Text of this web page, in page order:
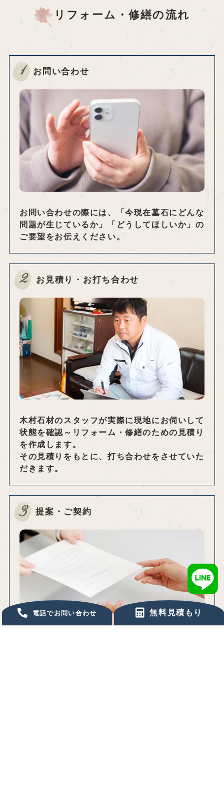
リフォーム・修繕の流れ
1 お問い合わせ
お問い合わせの際には、「今現在墓石にどんな
問題が生じているか」「どうしてほしいか」の
ご要望をお伝えください。
2 お見積り・お打ち合わせ
木村石材のスタッフが実際に現地にお伺いして
状態を確認～リフォーム・修繕のための見積り
を作成します。
その見積りをもとに、打ち合わせをさせていた
だきます。
3 提案・ご契約
電話でお問い合わせ 無料見積もり